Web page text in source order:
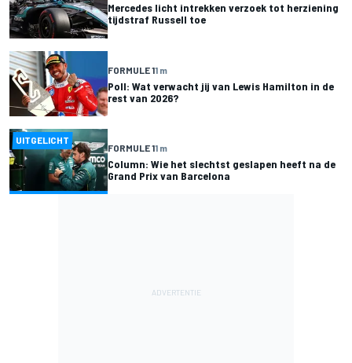
Mercedes licht intrekken verzoek tot herziening
tijdstraf Russell toe
FORMULE 11 m
Poll: Wat verwacht jij van Lewis Hamilton in de
rest van 2026?
UITGELICHT
FORMULE 11 m
Column: Wie het slechtst geslapen heeft na de
Grand Prix van Barcelona